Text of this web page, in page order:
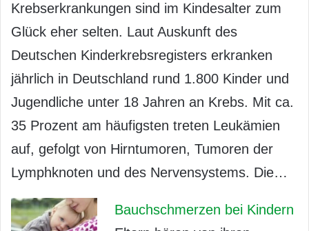
Krebserkrankungen sind im Kindesalter zum
Glück eher selten. Laut Auskunft des
Deutschen Kinderkrebsregisters erkranken
jährlich in Deutschland rund 1.800 Kinder und
Jugendliche unter 18 Jahren an Krebs. Mit ca.
35 Prozent am häufigsten treten Leukämien
auf, gefolgt von Hirntumoren, Tumoren der
Lymphknoten und des Nervensystems. Die…
Bauchschmerzen bei Kindern